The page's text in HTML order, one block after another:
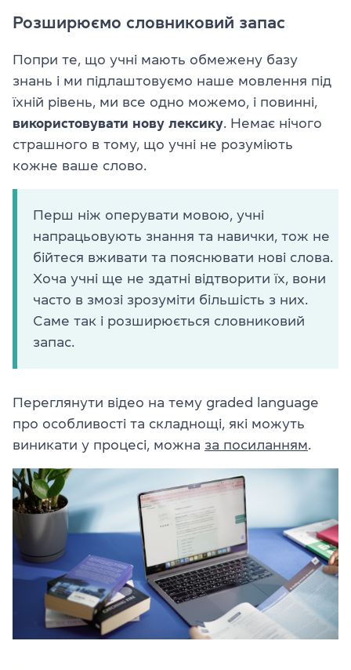
Розширюємо словниковий запас
Попри те, що учні мають обмежену базу
знань і ми підлаштовуємо наше мовлення під
їхній рівень, ми все одно можемо, і повинні,
використовувати нову лексику . Немає нічого
страшного в тому, що учні не розуміють
кожне ваше слово.
Перш ніж оперувати мовою, учні
напрацьовують знання та навички, тож не
бійтеся вживати та пояснювати нові слова.
Хоча учні ще не здатні відтворити їх, вони
часто в змозі зрозуміти більшість з них.
Саме так і розширюється словниковий
запас.
Переглянути відео на тему graded language
про особливості та складнощі, які можуть
виникати у процесі, можна за посиланням